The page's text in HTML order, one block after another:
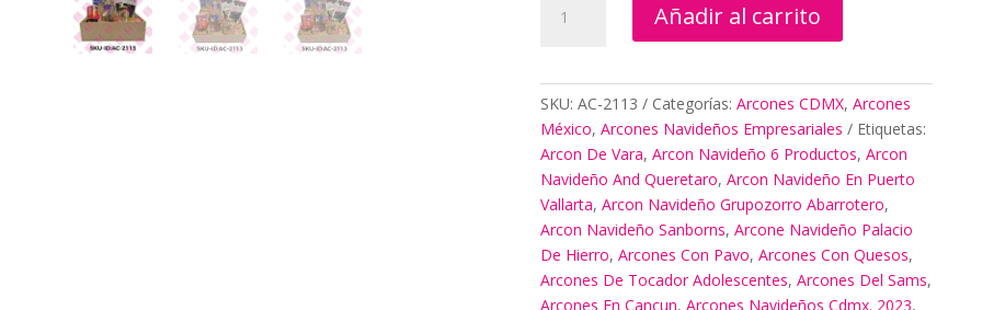
Navideño
Hierro
cantidad
Añadir al carrito
SKU: AC-2113 Categorías: Arcones CDMX, Arcones
México, Arcones Navideños Empresariales
Etiquetas:
Arcon De Vara, Arcon Navideño 6 Productos, Arcon
Navideño And Queretaro, Arcon Navideño En Puerto
Vallarta, Arcon Navideño Grupozorro Abarrotero,
Arcon Navideño Sanborns, Arcone Navideño Palacio
De Hierro, Arcones Con Pavo, Arcones Con Quesos,
Arcones De Tocador Adolescentes, Arcones Del Sams,
Arcones En Cancun, Arcones Navideños Cdmx. 2023,